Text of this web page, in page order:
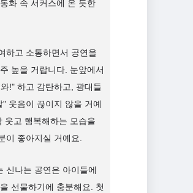
화 속 서커스에 온 듯한
하고 소통하면서 공연을
높을 거랍니다. 눈앞에서
!" 하고 감탄하고, 광대들
웃음이 끊이지 않을 거예
웃고 행복해하는 모습을
이 좋아지실 거예요.
신나는 공연은 아이들에
선물하기에 충분해요. 첫